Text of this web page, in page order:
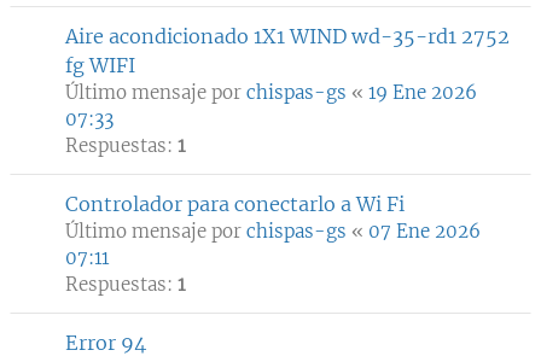
Aire acondicionado 1X1 WIND wd-35-rd1 2752
fg WIFI
Último mensaje por chispas-gs « 19 Ene 2026
07:33
Respuestas: 1
Controlador para conectarlo a Wi Fi
Último mensaje por chispas-gs « 07 Ene 2026
07:11
Respuestas: 1
Error 94